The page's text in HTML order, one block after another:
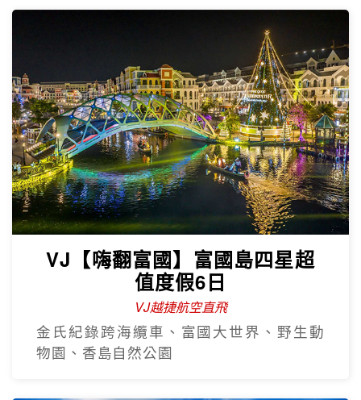
VJ【嗨翻富國】富國島四星超
值度假6日
VJ越捷航空直飛
金氏紀錄跨海纜車、富國大世界、野生動
物園、香島自然公園